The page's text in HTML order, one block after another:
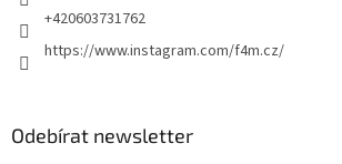
+420603731762
https://www.instagram.com/f4m.cz/
Odebírat newsletter